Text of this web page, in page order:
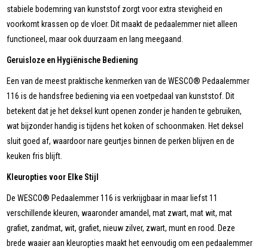
stabiele bodemring van kunststof zorgt voor extra stevigheid en
voorkomt krassen op de vloer. Dit maakt de pedaalemmer niet alleen
functioneel, maar ook duurzaam en lang meegaand.
Geruisloze en Hygiënische Bediening
Een van de meest praktische kenmerken van de WESCO® Pedaalemmer
116 is de handsfree bediening via een voetpedaal van kunststof. Dit
betekent dat je het deksel kunt openen zonder je handen te gebruiken,
wat bijzonder handig is tijdens het koken of schoonmaken. Het deksel
sluit goed af, waardoor nare geurtjes binnen de perken blijven en de
keuken fris blijft.
Kleuropties voor Elke Stijl
De WESCO® Pedaalemmer 116 is verkrijgbaar in maar liefst 11
verschillende kleuren, waaronder amandel, mat zwart, mat wit, mat
grafiet, zandmat, wit, grafiet, nieuw zilver, zwart, munt en rood. Deze
brede waaier aan kleuropties maakt het eenvoudig om een pedaalemmer